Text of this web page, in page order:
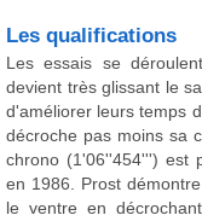
Les qualifications
Les essais se
devient très glissant le
d'améliorer leurs temps
décroche pas moins sa
chrono (1'06''454''') est
en 1986. Prost
le ventre en